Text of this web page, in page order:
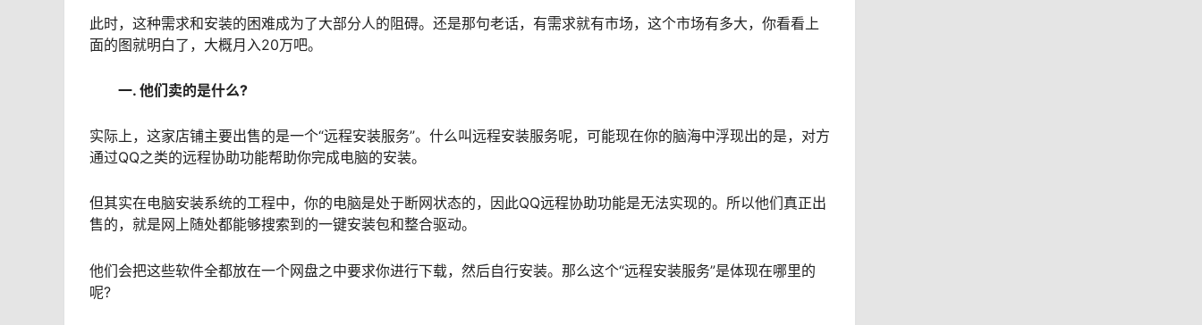
此时，这种需求和安装的困难成为了大部分人的阻碍。还是那句老话，有需求就有市场，这个市场有多大，你看看上
面的图就明白了，大概月入20万吧。
一. 他们卖的是什么?
实际上，这家店铺主要出售的是一个“远程安装服务”。什么叫远程安装服务呢，可能现在你的脑海中浮现出的是，对方
通过QQ之类的远程协助功能帮助你完成电脑的安装。
但其实在电脑安装系统的工程中，你的电脑是处于断网状态的，因此QQ远程协助功能是无法实现的。所以他们真正出
售的，就是网上随处都能够搜索到的一键安装包和整合驱动。
他们会把这些软件全都放在一个网盘之中要求你进行下载，然后自行安装。那么这个“远程安装服务”是体现在哪里的
呢?